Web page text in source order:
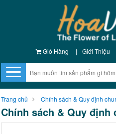
Giỏ Hàng | Giới Thiệu
Trang chủ Chính sách & Quy định
Chính sách & Quy định